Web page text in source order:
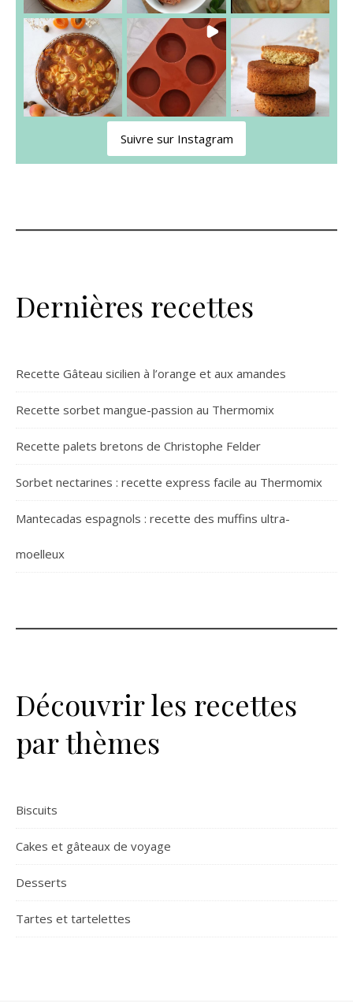
Suivre sur Instagram
Dernières recettes
Recette Gâteau sicilien à l’orange et aux amandes
Recette sorbet mangue-passion au Thermomix
Recette palets bretons de Christophe Felder
Sorbet nectarines : recette express facile au Thermomix
Mantecadas espagnols : recette des muffins ultra-
moelleux
Découvrir les recettes
par thèmes
Biscuits
Cakes et gâteaux de voyage
Desserts
Tartes et tartelettes